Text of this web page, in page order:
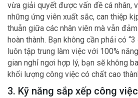
vừa giải quyết được vấn đề cá nhân,
những ứng viên xuất sắc, can thiệp
thuẫn giữa các nhân viên mà vẫn
hoàn thành. Bạn không cần phải có
luôn tập trung làm việc với 100%
gian nghỉ ngơi hợp lý, bạn sẽ không
khối lượng công việc có chất cao
3. Kỹ năng sắp xếp công việc